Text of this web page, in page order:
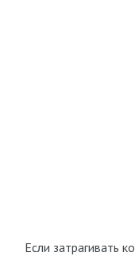
Если затрагивать